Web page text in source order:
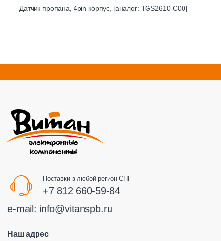
Датчик пропана, 4pin корпус, [аналог: TGS2610-C00]
Поставки в любой регион СНГ
+7 812 660-59-84
e-mail: info@vitanspb.ru
Наш адрес